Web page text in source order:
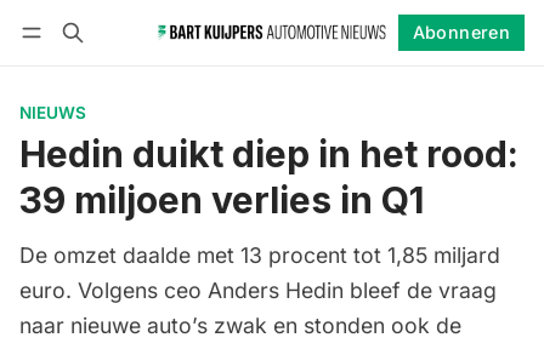
Abonneren
NIEUWS
Hedin duikt diep in het rood:
39 miljoen verlies in Q1
De omzet daalde met 13 procent tot 1,85 miljard
euro. Volgens ceo Anders Hedin bleef de vraag
naar nieuwe auto’s zwak en stonden ook de